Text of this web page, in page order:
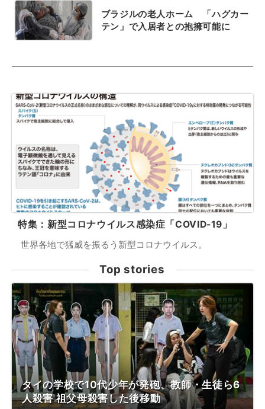
ブラジルの老人ホーム 「ハグカー
テン」で入居者との抱擁可能に
特集：新型コロナウイルス感染症「COVID-19」
世界各地で猛威を振るう新型コロナウイルス。
Top stories
タイの学校で10代少年が発砲、教師・生徒ら6
人殺害 祖父母殺害した後移動